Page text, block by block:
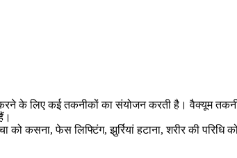
के लिए कई तकनीकों का संयोजन करती है। वैक्यूम
कसना, फेस लिफ्टिंग, झुर्रियां हटाना, शरीर की